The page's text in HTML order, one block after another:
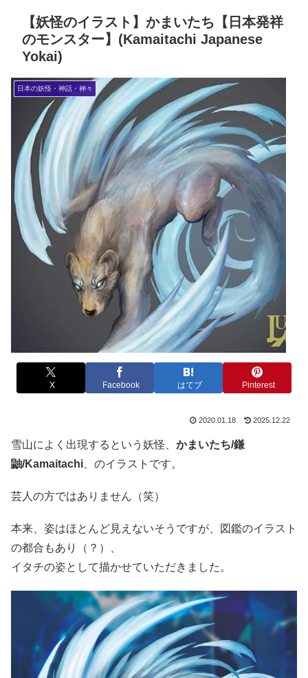
【妖怪のイラスト】かまいたち【日本発祥
のモンスター】(Kamaitachi Japanese
Yokai)
日本の妖怪・神話・神々
X Facebook はてブ Pinterest
2020.01.18 2025.12.22
雪山によく出現するという妖怪、 かまいたち/鎌
鼬/Kamaitachi 、のイラストです。
芸人の方ではありません（笑）
本来、姿はほとんど見えないそうですが、図鑑のイラスト
の都合もあり（？）、
イタチの姿として描かせていただきました。